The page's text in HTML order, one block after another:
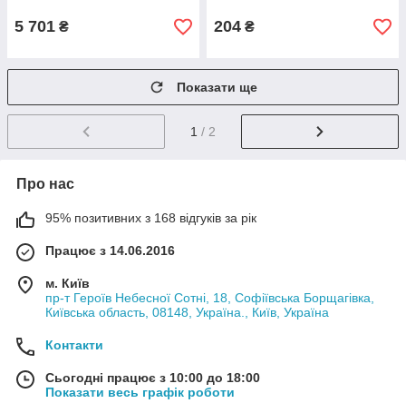
5 701 ₴ 204 ₴
Показати ще
1 / 2
Про нас
95% позитивних з 168 відгуків за рік
Працює з 14.06.2016
м. Київ
пр-т Героїв Небесної Сотні, 18, Софіївська Борщагівка,
Київська область, 08148, Україна., Київ, Україна
Контакти
Сьогодні працює з 10:00 до 18:00
Показати весь графік роботи